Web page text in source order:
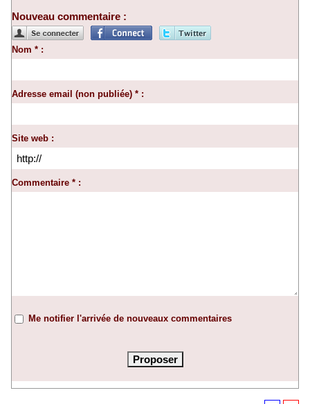
Nouveau commentaire :
Nom * :
Adresse email (non publiée) * :
Site web :
Commentaire * :
Me notifier l'arrivée de nouveaux commentaires